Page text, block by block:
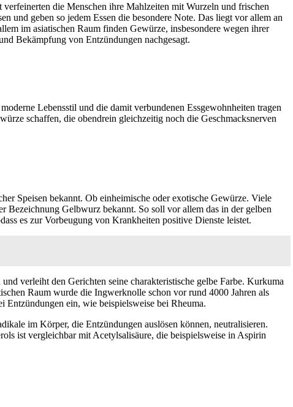
die Menschen ihre Mahlzeiten mit Wurzeln und frischen
und geben so jedem Essen die besondere Note. Das liegt vor allem an
im asiatischen Raum finden Gewürze, insbesondere wegen ihrer
Bekämpfung von Entzündungen nachgesagt.
Lebensstil und die damit verbundenen Essgewohnheiten tragen
schaffen, die obendrein gleichzeitig noch die Geschmacksnerven
Speisen bekannt. Ob einheimische oder exotische Gewürze. Viele
Bezeichnung Gelbwurz bekannt. So soll vor allem das in der gelben
es zur Vorbeugung von Krankheiten positive Dienste leistet.
verleiht den Gerichten seine charakteristische gelbe Farbe. Kurkuma
Raum wurde die Ingwerknolle schon vor rund 4000 Jahren als
ein, wie beispielsweise bei Rheuma.
im Körper, die Entzündungen auslösen können, neutralisieren.
ist vergleichbar mit Acetylsalisäure, die beispielsweise in Aspirin